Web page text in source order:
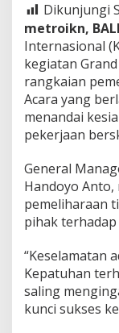
Dikunjungi
metroikn,
Internasional
kegiatan
rangkaian
Acara yang
menandai
pekerjaan
General
Handoyo
pemeliharaan
pihak
“Keselamatan
Kepatuhan
saling
kunci sukses